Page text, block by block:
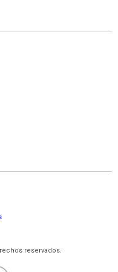
reservados.